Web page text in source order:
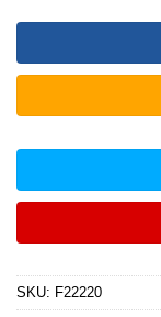
SKU: F22220